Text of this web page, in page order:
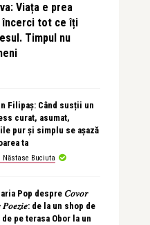
Viața e prea
încerci tot ce îți
Timpul nu
Filipaș: Când susții un
curat, asumat,
pur și simplu se așază
ta
Năstase Buciuta
Pop despre 𝐶𝑜𝑣𝑜𝑟
𝑃𝑜𝑒𝑧𝑖𝑒: de la un shop de
pe terasa Obor la un